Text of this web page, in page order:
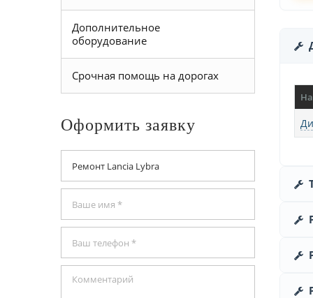
Дополнительное
оборудование
Срочная помощь на дорогах
Оформить заявку